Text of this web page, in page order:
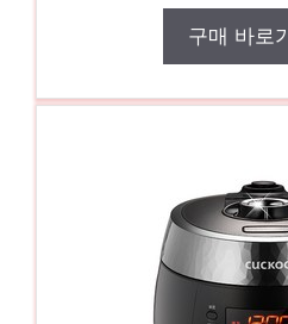
구매 바로